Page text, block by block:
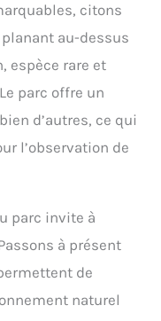
citons
au-dessus
espèce rare et
parc offre un
d’autres, ce qui
l’observation de
parc invite à
à présent
de
naturel